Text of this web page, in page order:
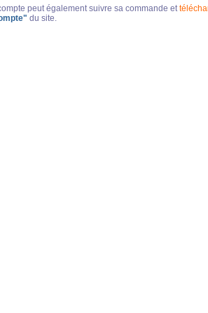
peut également suivre sa commande et
du site.